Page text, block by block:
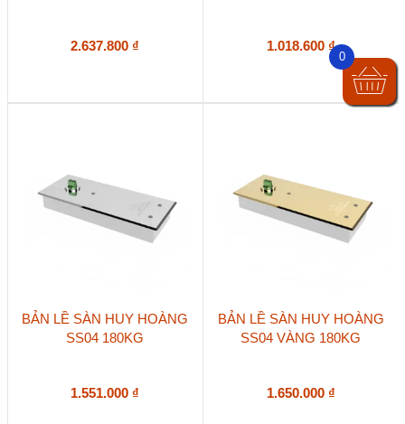
2.637.800 ₫ 1.018.600 ₫
BẢN LỀ SÀN HUY HOÀNG
SS04 180KG
1.551.000 ₫
BẢN LỀ SÀN HUY HOÀNG
SS04 VÀNG 180KG
1.650.000 ₫
0